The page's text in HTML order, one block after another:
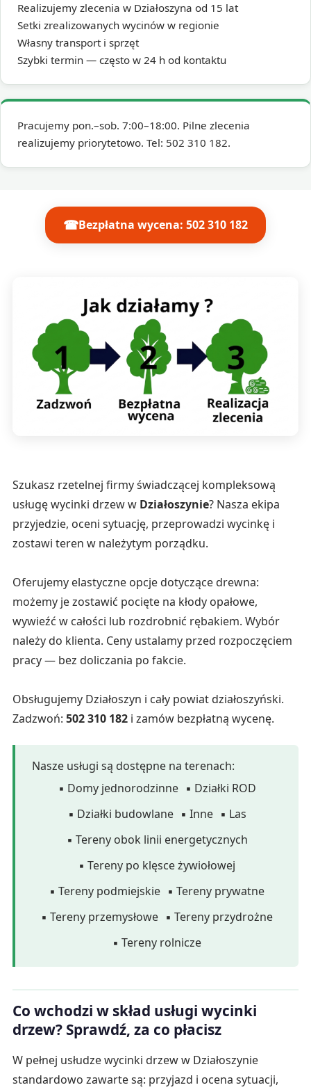
Realizujemy zlecenia w Działoszyna od 15 lat
Setki zrealizowanych wycinów w regionie
Własny transport i sprzęt
Szybki termin — często w 24 h od kontaktu
Pracujemy pon.–sob. 7:00–18:00. Pilne zlecenia
realizujemy priorytetowo. Tel: 502 310 182.
☎Bezpłatna wycena: 502 310 182
Szukasz rzetelnej firmy świadczącej kompleksową
usługę wycinki drzew w Działoszynie? Nasza ekipa
przyjedzie, oceni sytuację, przeprowadzi wycinkę i
zostawi teren w należytym porządku.
Oferujemy elastyczne opcje dotyczące drewna:
możemy je zostawić pocięte na kłody opałowe,
wywieźć w całości lub rozdrobnić rębakiem. Wybór
należy do klienta. Ceny ustalamy przed rozpoczęciem
pracy — bez doliczania po fakcie.
Obsługujemy Działoszyn i cały powiat działoszyński.
Zadzwoń: 502 310 182i zamów bezpłatną wycenę.
Nasze usługi są dostępne na terenach:
▪ Domy jednorodzinne ▪ Działki ROD
▪ Działki budowlane ▪ Inne ▪ Las
▪ Tereny obok linii energetycznych
▪ Tereny po klęsce żywiołowej
▪ Tereny podmiejskie ▪ Tereny prywatne
▪ Tereny przemysłowe ▪ Tereny przydrożne
▪ Tereny rolnicze
Co wchodzi w skład usługi wycinki
drzew? Sprawdź, za co płacisz
W pełnej usłudze wycinki drzew w Działoszynie
standardowo zawarte są: przyjazd i ocena sytuacji,